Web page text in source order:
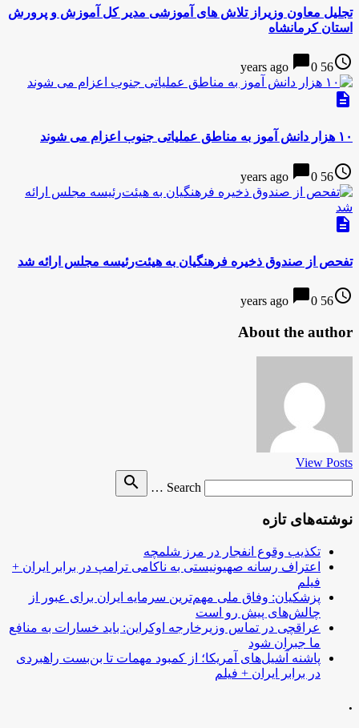
تجلیل معاون وزیراز تلاش های آموزشی مدیر کل آموزش و پرورش
استان کرمانشاه
access_time
56 years ago
chat_bubble0
description
۱۰ هزار دانش آموز به مناطق عملیاتی جنوب اعزام می شوند
access_time
56 years ago
chat_bubble0
description
تفحص از صندوق ذخیره فرهنگیان به هیئت‌رئیسه مجلس ارائه شد
access_time
56 years ago
chat_bubble0
About the author
View Posts
Search …
search
نوشته‌های تازه
تکذیب وقوع انفجار در مرز شلمچه
اعتراف رسانه صهیونیستی به ناکامی ترامپ در برابر ایران +
فیلم
پزشکیان: وفاق ملی مهم‌ترین سرمایه ایران برای عبور از
چالش‌های پیش رو است
عراقچی در تماس وزیرخارجه اوکراین: باید خسارات به منافع
ما جبران شود
پاشنه آشیل‌های آمریکا؛ از کمبود مهمات تا بن‌بست راهبردی
در برابر ایران + فیلم
.